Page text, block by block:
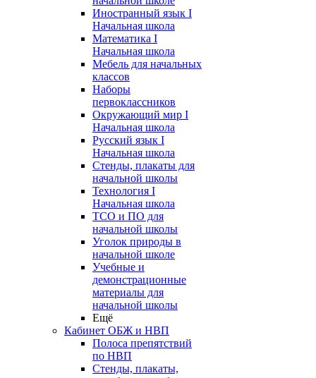
Иностранный язык I
Начальная школа
Математика I
Начальная школа
Мебель для начальных
классов
Наборы
первоклассников
Окружающий мир I
Начальная школа
Русский язык I
Начальная школа
Стенды, плакаты для
начальной школы
Технология I
Начальная школа
ТСО и ПО для
начальной школы
Уголок природы в
начальной школе
Учебные и
демонстрационные
материалы для
начальной школы
Ещё
Кабинет ОБЖ и НВП
Полоса препятствий
по НВП
Стенды, плакаты,